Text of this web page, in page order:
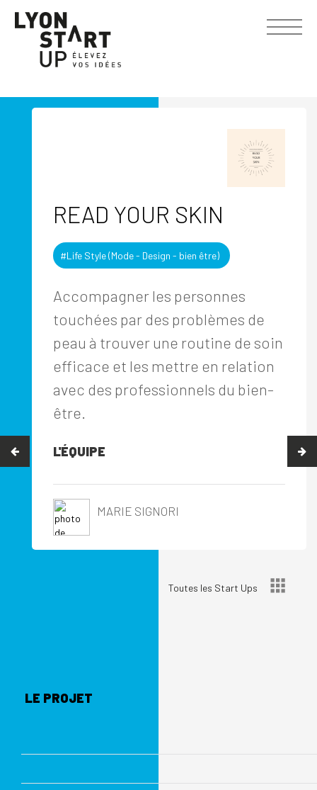
READ YOUR SKIN
#Life Style (Mode - Design - bien être)
Accompagner les personnes
touchées par des problèmes de
peau à trouver une routine de soin
efficace et les mettre en relation
avec des professionnels du bien-
être.
L'ÉQUIPE
MARIE SIGNORI
Toutes les Start Ups
LE PROJET